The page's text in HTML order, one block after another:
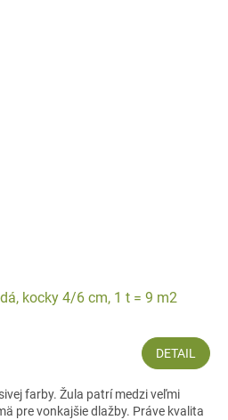
kocky 4/6 cm, 1 t = 9 m2
DETAIL
farby. Žula patrí medzi veľmi
pre vonkajšie dlažby. Práve kvalita